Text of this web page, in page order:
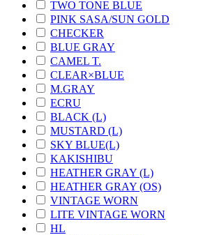
TWO TONE BLUE
PINK SASA/SUN GOLD
CHECKER
BLUE GRAY
CAMEL T.
CLEAR×BLUE
M.GRAY
ECRU
BLACK (L)
MUSTARD (L)
SKY BLUE(L)
KAKISHIBU
HEATHER GRAY (L)
HEATHER GRAY (OS)
VINTAGE WORN
LITE VINTAGE WORN
HL